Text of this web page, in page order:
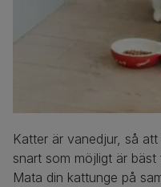
Katter är vanedjur, så
snart som möjligt är
Mata din kattunge på